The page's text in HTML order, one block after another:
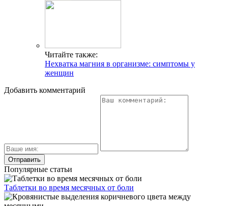
Читайте также:
Нехватка магния в организме: симптомы у
женщин
Добавить комментарий
Популярные статьи
Таблетки во время месячных от боли